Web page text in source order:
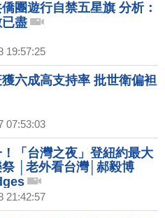
團遊行自禁五星旗 分析：
盡
19:57:25
六成高支持率 批世衛偏袒
07:53:03
「台灣之夜」登紐約最大
│老外看台灣│郝毅博
21:42:57